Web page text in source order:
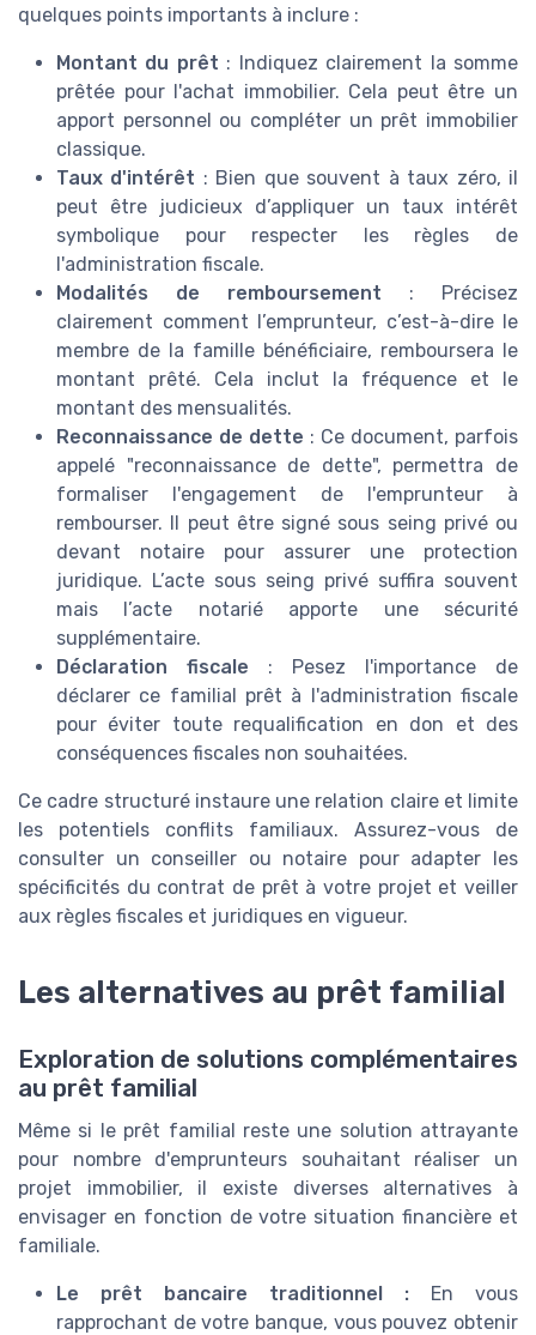
quelques points importants à inclure :
Montant du prêt : Indiquez clairement la somme
prêtée pour l'achat immobilier. Cela peut être un
apport personnel ou compléter un prêt immobilier
classique.
Taux d'intérêt : Bien que souvent à taux zéro, il
peut être judicieux d’appliquer un taux intérêt
symbolique pour respecter les règles de
l'administration fiscale.
Modalités de remboursement : Précisez
clairement comment l’emprunteur, c’est-à-dire le
membre de la famille bénéficiaire, remboursera le
montant prêté. Cela inclut la fréquence et le
montant des mensualités.
Reconnaissance de dette : Ce document, parfois
appelé "reconnaissance de dette", permettra de
formaliser l'engagement de l'emprunteur à
rembourser. Il peut être signé sous seing privé ou
devant notaire pour assurer une protection
juridique. L’acte sous seing privé suffira souvent
mais l’acte notarié apporte une sécurité
supplémentaire.
Déclaration fiscale : Pesez l'importance de
déclarer ce familial prêt à l'administration fiscale
pour éviter toute requalification en don et des
conséquences fiscales non souhaitées.
Ce cadre structuré instaure une relation claire et limite
les potentiels conflits familiaux. Assurez-vous de
consulter un conseiller ou notaire pour adapter les
spécificités du contrat de prêt à votre projet et veiller
aux règles fiscales et juridiques en vigueur.
Les alternatives au prêt familial
Exploration de solutions complémentaires
au prêt familial
Même si le prêt familial reste une solution attrayante
pour nombre d'emprunteurs souhaitant réaliser un
projet immobilier, il existe diverses alternatives à
envisager en fonction de votre situation financière et
familiale.
Le prêt bancaire traditionnel : En vous
rapprochant de votre banque, vous pouvez obtenir